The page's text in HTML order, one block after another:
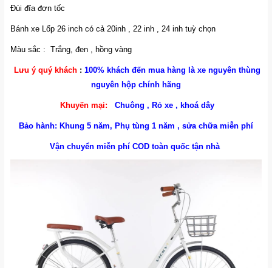
Đùi đĩa đơn tốc
Bánh xe Lốp 26 inch có cả 20inh , 22 inh , 24 inh tuỳ chọn
Màu sắc : Trắng, đen , hồng vàng
Lưu ý quý khách : 100% khách đến mua hàng là xe nguyên thùng
nguyên hộp chính hãng
Khuyến mại: Chuông , Rỏ xe , khoá dây
Bảo hành: Khung 5 năm, Phụ tùng 1 năm , sửa chữa miễn phí
Vận chuyển miễn phí COD toàn quốc tận nhà